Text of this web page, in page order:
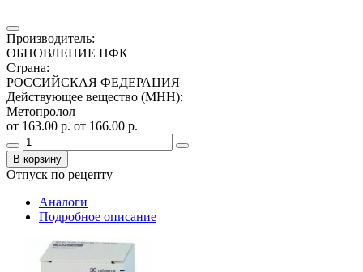
Производитель:
ОБНОВЛЕНИЕ ПФК
Страна:
РОССИЙСКАЯ ФЕДЕРАЦИЯ
Действующее вещество (МНН):
Метопролол
от 163.00 р. от 166.00 р.
В корзину
Отпуск по рецепту
Аналоги
Подробное описание